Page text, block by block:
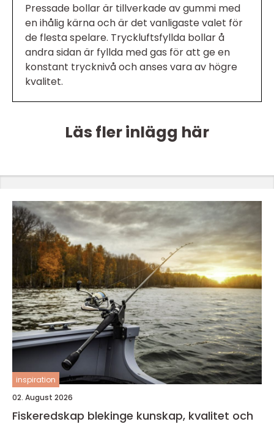
Pressade bollar är tillverkade av gummi med
en ihålig kärna och är det vanligaste valet för
de flesta spelare. Tryckluftsfyllda bollar å
andra sidan är fyllda med gas för att ge en
konstant trycknivå och anses vara av högre
kvalitet.
Läs fler inlägg här
inspiration
02. August 2026
Fiskeredskap blekinge kunskap, kvalitet och